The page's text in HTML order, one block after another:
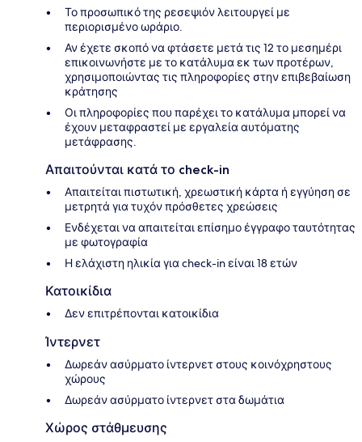
Το προσωπικό της ρεσεψιόν λειτουργεί με
περιορισμένο ωράριο.
Αν έχετε σκοπό να φτάσετε μετά τις 12 το μεσημέρι
επικοινωνήστε με το κατάλυμα εκ των προτέρων,
χρησιμοποιώντας τις πληροφορίες στην επιβεβαίωση
κράτησης
Οι πληροφορίες που παρέχει το κατάλυμα μπορεί να
έχουν μεταφραστεί με εργαλεία αυτόματης
μετάφρασης.
Απαιτούνται κατά το check-in
Απαιτείται πιστωτική, χρεωστική κάρτα ή εγγύηση σε
μετρητά για τυχόν πρόσθετες χρεώσεις
Ενδέχεται να απαιτείται επίσημο έγγραφο ταυτότητας
με φωτογραφία
Η ελάχιστη ηλικία για check-in είναι 18 ετών
Κατοικίδια
Δεν επιτρέπονται κατοικίδια
Ίντερνετ
Δωρεάν ασύρματο ίντερνετ στους κοινόχρηστους
χώρους
Δωρεάν ασύρματο ίντερνετ στα δωμάτια
Χώρος στάθμευσης